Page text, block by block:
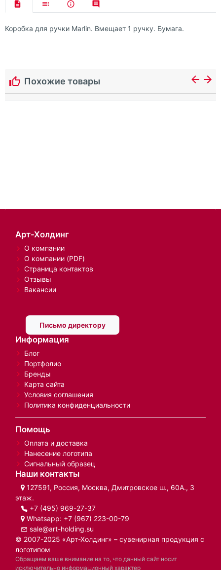
Коробка для ручки Marlin. Вмещает 1 ручку. Бумага.
Похожие товары
Арт-Холдинг
О компании
О компании (PDF)
Страница контактов
Отзывы
Вакансии
Письмо директору
Информация
Блог
Портфолио
Бренды
Карта сайта
Условия соглашения
Политика конфиденциальности
Помощь
Оплата и доставка
Нанесение логотипа
Сигнальный образец
Наши контакты
127591, Россия, Москва, Дмитровское ш., 60А., 3
этаж.
+7 (495) 969-27-37
Whatsapp: +7 (967) 223-00-79
sale@art-holding.su
© 2007-2025 «Арт-Холдинг» – сувенирная продукция с
логотипом
Обращаем ваше внимание на то, что данный сайт носит
исключительно информационный характер